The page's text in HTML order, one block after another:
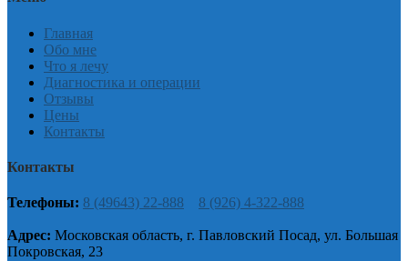
Главная
Обо мне
Что я лечу
Диагностика и операции
Отзывы
Цены
Контакты
Контакты
Телефоны: 8 (49643) 22-888 8 (926) 4-322-888
Адрес: Московская область, г. Павловский Посад, ул. Большая
Покровская, 23